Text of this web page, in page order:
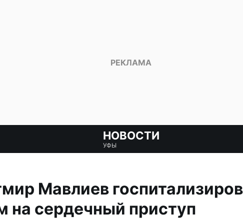
НОВОСТИ
УФЫ
Мавлиев
на сердечный приступ